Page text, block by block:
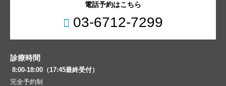
電話予約はこちら
03-6712-7299
診療時間
8:00-18:00（17:45最終受付）
完全予約制